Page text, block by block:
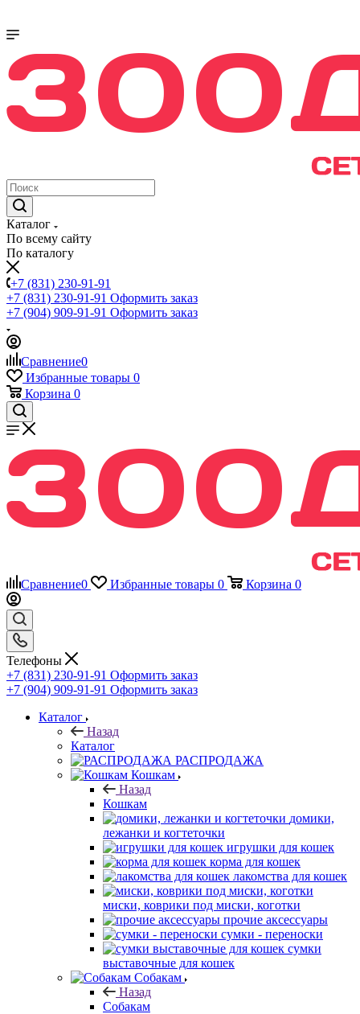
Каталог
По всему сайту
По каталогу
+7 (831) 230-91-91
+7 (831) 230-91-91 Оформить заказ
+7 (904) 909-91-91 Оформить заказ
Сравнение0
Избранные товары 0
Корзина 0
Сравнение0 Избранные товары 0 Корзина 0
Телефоны
+7 (831) 230-91-91 Оформить заказ
+7 (904) 909-91-91 Оформить заказ
Каталог
Назад
Каталог
РАСПРОДАЖА
Кошкам
Назад
Кошкам
домики,
лежанки и когтеточки
игрушки для кошек
корма для кошек
лакомства для кошек
миски, коврики под миски, коготки
прочие аксессуары
сумки - переноски
сумки
выставочные для кошек
Собакам
Назад
Собакам